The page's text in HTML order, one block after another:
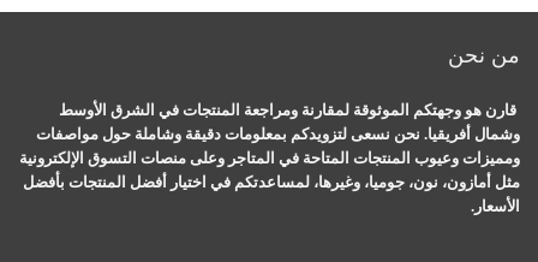
من نحن
قارن هو وجهتكم الموثوقة لمقارنة ومراجعة المنتجات في الشرق الأوسط
وشمال أفريقيا. نحن نسعى لتزويدكم بمعلومات دقيقة وشاملة حول مواصفات
ومميزات وعيوب المنتجات المتاحة في المتاجر وعلى منصات التسوق الإلكترونية
مثل أمازون، نون، جوميا، وغيرها، لمساعدتكم في اختيار أفضل المنتجات بأفضل
الأسعار.